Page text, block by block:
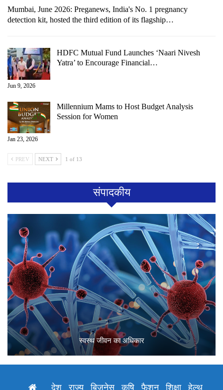
Mumbai, June 2026: Preganews, India's No. 1 pregnancy
detection kit, hosted the third edition of its flagship…
HDFC Mutual Fund Launches ‘Naari Nivesh
Yatra’ to Encourage Financial…
Jun 9, 2026
Millennium Mams to Host Budget Analysis
Session for Women
Jan 23, 2026
PREV NEXT 1 of 13
संपादकीय
स्वस्थ जीवन का अधिकार
देश राज्य बिजनेस कृषि फैशन शिक्षा हेल्थ